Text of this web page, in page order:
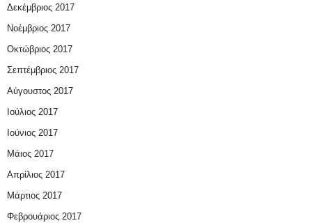
Δεκέμβριος 2017
Νοέμβριος 2017
Οκτώβριος 2017
Σεπτέμβριος 2017
Αύγουστος 2017
Ιούλιος 2017
Ιούνιος 2017
Μάιος 2017
Απρίλιος 2017
Μάρτιος 2017
Φεβρουάριος 2017